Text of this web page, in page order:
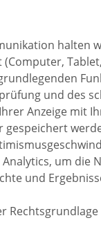
halten
und des
Anzeige mit
um die
und